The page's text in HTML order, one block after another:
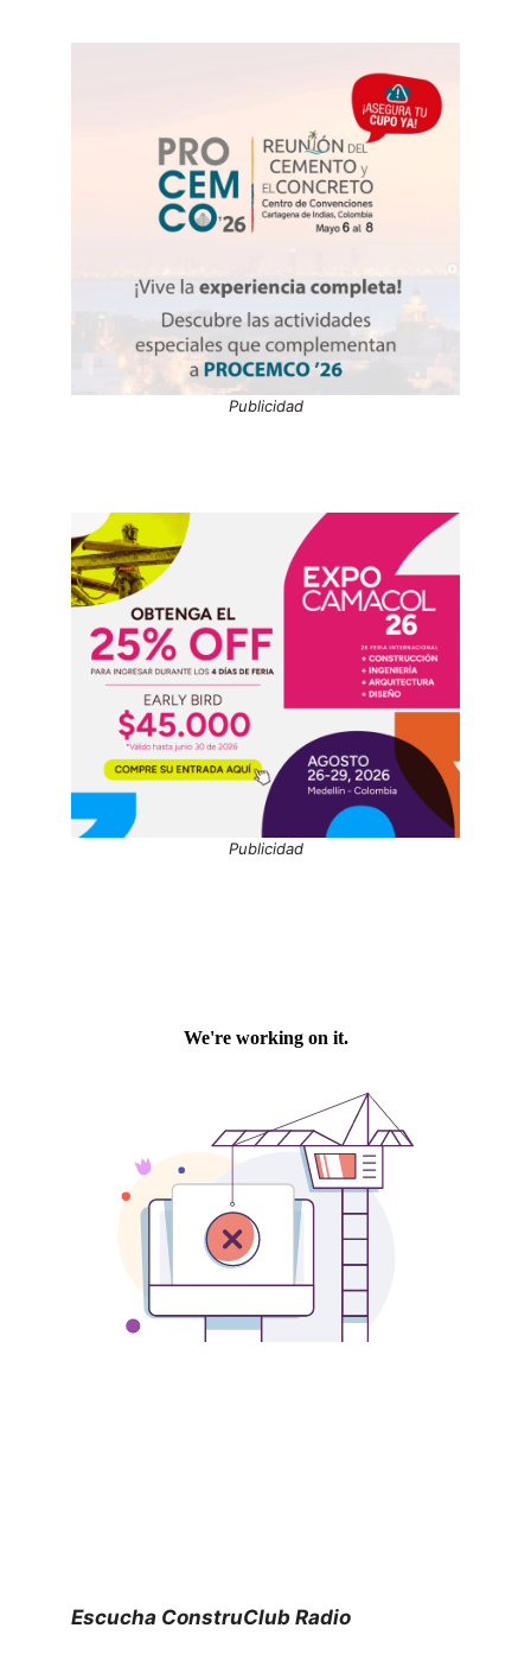
Publicidad
Publicidad
Escucha ConstruClub Radio